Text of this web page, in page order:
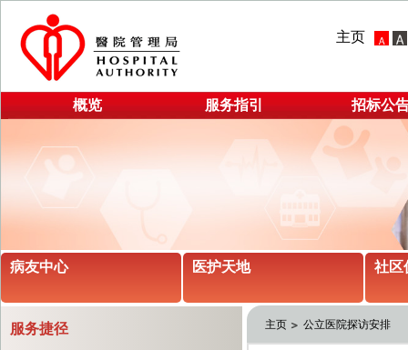
主页
概览 服务指引 招标公
病友中心 医护天地 社区
服务捷径 主页 公立医院探访安排